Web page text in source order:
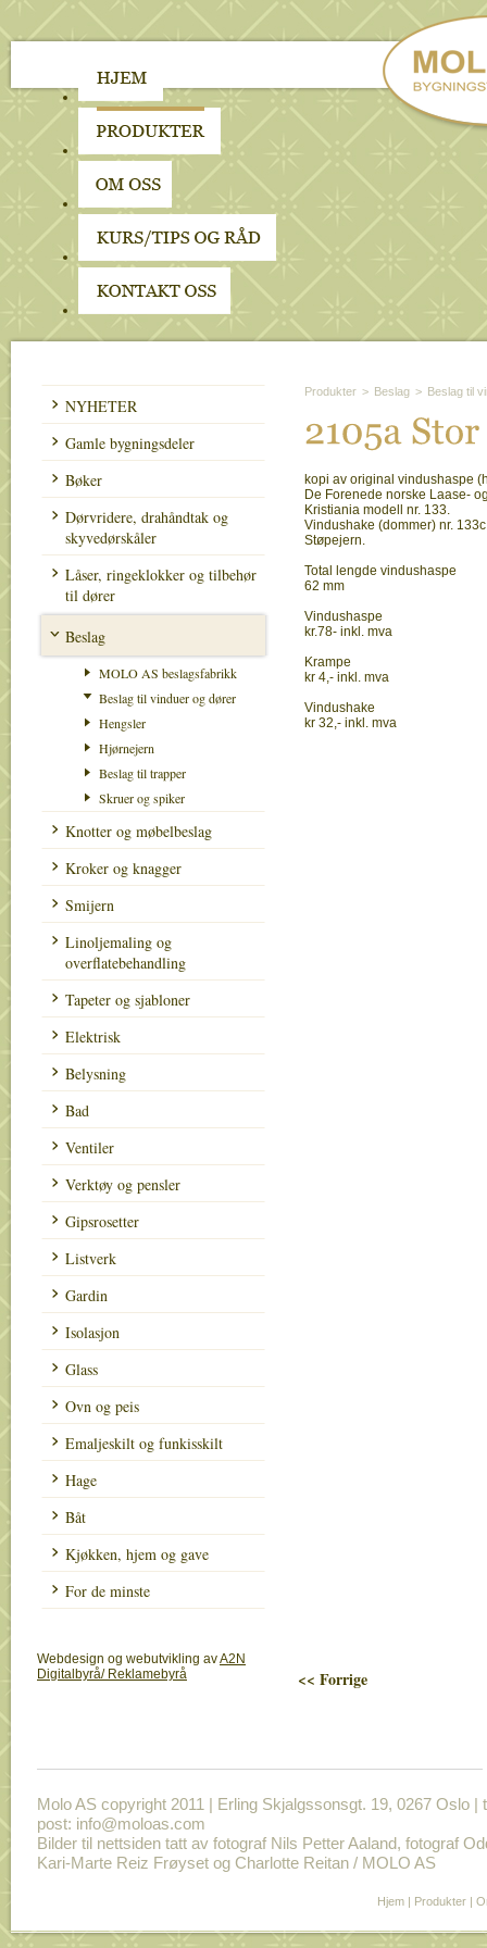
NYHETER
Gamle bygningsdeler
Bøker
Dørvridere, drahåndtak og
skyvedørskåler
Låser, ringeklokker og tilbehør
til dører
Beslag
MOLO AS beslagsfabrikk
Beslag til vinduer og dører
Hengsler
Hjørnejern
Beslag til trapper
Skruer og spiker
Knotter og møbelbeslag
Kroker og knagger
Smijern
Linoljemaling og
overflatebehandling
Tapeter og sjabloner
Elektrisk
Belysning
Bad
Ventiler
Verktøy og pensler
Gipsrosetter
Listverk
Gardin
Isolasjon
Glass
Ovn og peis
Emaljeskilt og funkisskilt
Hage
Båt
Kjøkken, hjem og gave
For de minste
Produkter > Beslag > Beslag til
2105a Stor
kopi av original vindushaspe
De Forenede norske Laase-
Kristiania modell nr. 133.
Vindushake (dommer) nr.
Støpejern.
Total lengde vindushaspe
62 mm
Vindushaspe
kr.78- inkl. mva
Krampe
kr 4,- inkl. mva
Vindushake
kr 32,- inkl. mva
<< Forrige
Molo AS copyright 2011 | Erling Skjalgssonsgt. 19, 0267 Oslo |
post: info@moloas.com
Bilder til nettsiden tatt av fotograf Nils Petter Aaland, fotograf
Kari-Marte Reiz Frøyset og Charlotte Reitan / MOLO AS
Webdesign og webutvikling avA2N
Digitalbyrå/ Reklamebyrå
Hjem | Produkter |